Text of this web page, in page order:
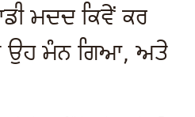
ਮਦਦ ਕਿਵੇਂ ਕਰ
ਉਹ ਮੰਨ ਗਿਆ, ਅਤੇ